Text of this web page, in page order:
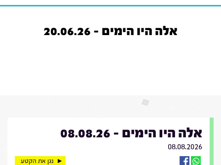
אלה היו הימים - 20.06.26
אלה היו הימים - 08.08.26
08.08.2026
נגן את הקטע